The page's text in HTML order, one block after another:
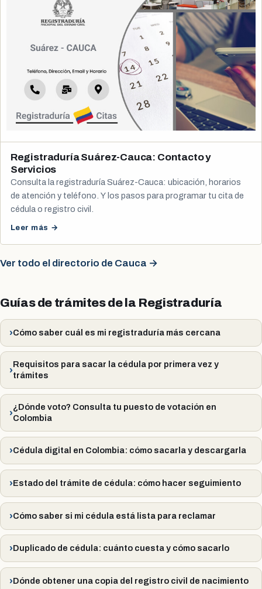
Registraduría Suárez-Cauca: Contacto y
Servicios
Consulta la registraduría Suárez-Cauca: ubicación, horarios
de atención y teléfono. Y los pasos para programar tu cita de
cédula o registro civil.
Leer más →
Ver todo el directorio de Cauca →
Guías de trámites de la Registraduría
Cómo saber cuál es mi registraduría más cercana
Requisitos para sacar la cédula por primera vez y
trámites
¿Dónde voto? Consulta tu puesto de votación en
Colombia
Cédula digital en Colombia: cómo sacarla y descargarla
Estado del trámite de cédula: cómo hacer seguimiento
Cómo saber si mi cédula está lista para reclamar
Duplicado de cédula: cuánto cuesta y cómo sacarlo
Dónde obtener una copia del registro civil de nacimiento